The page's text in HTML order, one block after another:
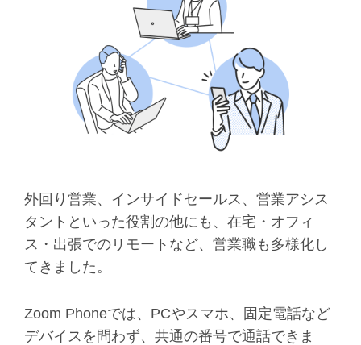
外回り営業、インサイドセールス、営業アシス
タントといった役割の他にも、在宅・オフィ
ス・出張でのリモートなど、営業職も多様化し
てきました。
Zoom Phoneでは、PCやスマホ、固定電話など
デバイスを問わず、共通の番号で通話できま